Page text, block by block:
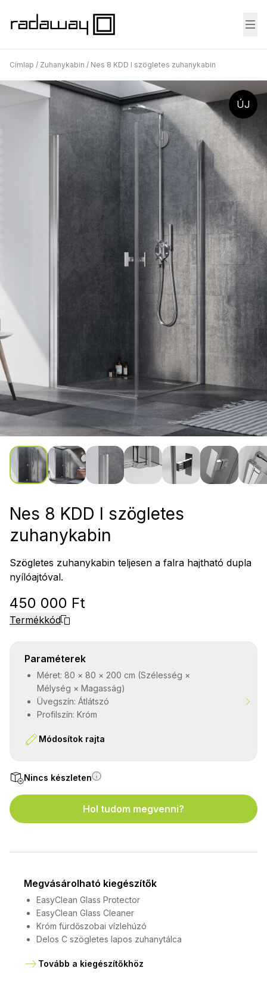
Címlap / Zuhanykabin / Nes 8 KDD I szögletes zuhanykabin
ÚJ
Nes 8 KDD I szögletes
zuhanykabin
Szögletes zuhanykabin teljesen a falra hajtható dupla
nyílóajtóval.
450 000 Ft
Termékkód
Paraméterek
Méret: 80 × 80 × 200 cm (Szélesség ×
Mélység × Magasság)
Üvegszín: Átlátszó
Profilszín: Króm
Módosítok rajta
Nincs készleten
Hol tudom megvenni?
Megvásárolható kiegészítők
EasyClean Glass Protector
EasyClean Glass Cleaner
Króm fürdőszobai vízlehúzó
Delos C szögletes lapos zuhanytálca
Tovább a kiegészítőkhöz